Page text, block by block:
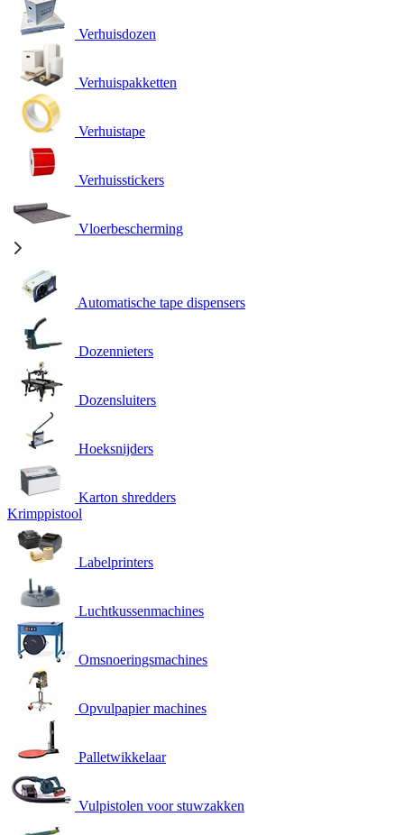
Verhuisdozen
Verhuispakketten
Verhuistape
Verhuisstickers
Vloerbescherming
Automatische tape dispensers
Dozennieters
Dozensluiters
Hoeksnijders
Karton shredders
Krimppistool
Labelprinters
Luchtkussenmachines
Omsnoeringsmachines
Opvulpapier machines
Palletwikkelaar
Vulpistolen voor stuwzakken